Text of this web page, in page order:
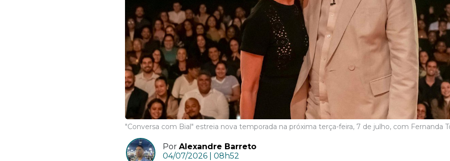
"Conversa com Bial" estreia nova temporada na próxima terça-feira, 7 de julho, com Fernanda
Por Alexandre Barreto
04/07/2026 | 08h52